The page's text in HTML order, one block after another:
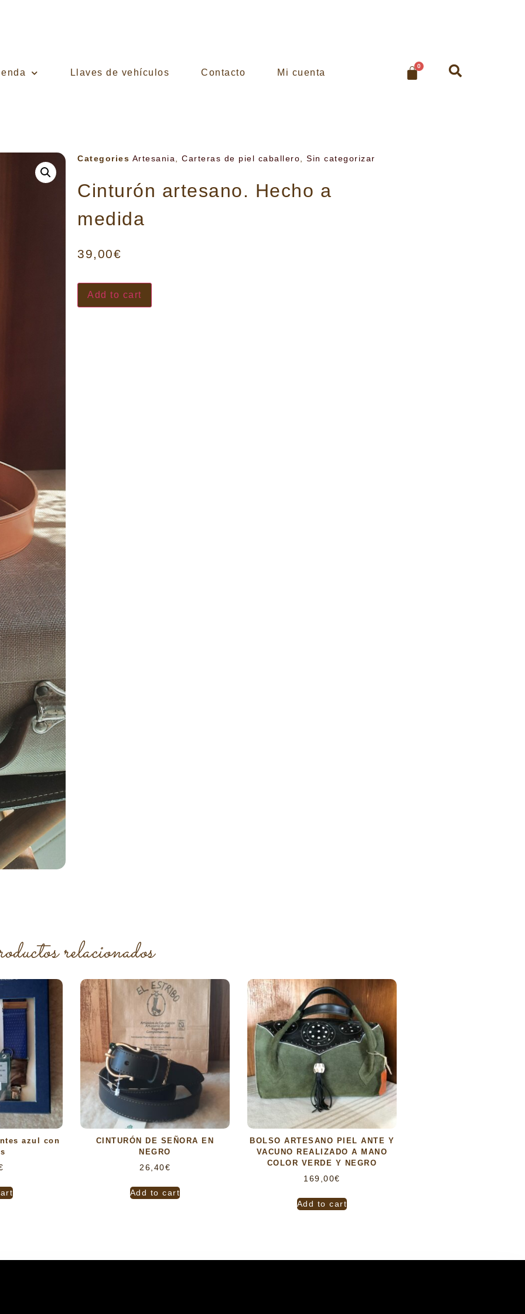
Llaves de vehículos Contacto Mi cuenta
0
Categories Artesania Carteras de piel caballero Sin categorizar
Cinturón artesano. Hecho a
medida
39,00€
Add to cart
relacionados
azul con
CINTURÓN DE SEÑORA EN
NEGRO
26,40€
Add to cart
BOLSO ARTESANO PIEL ANTE Y
VACUNO REALIZADO A MANO
COLOR VERDE Y NEGRO
169,00€
Add to cart